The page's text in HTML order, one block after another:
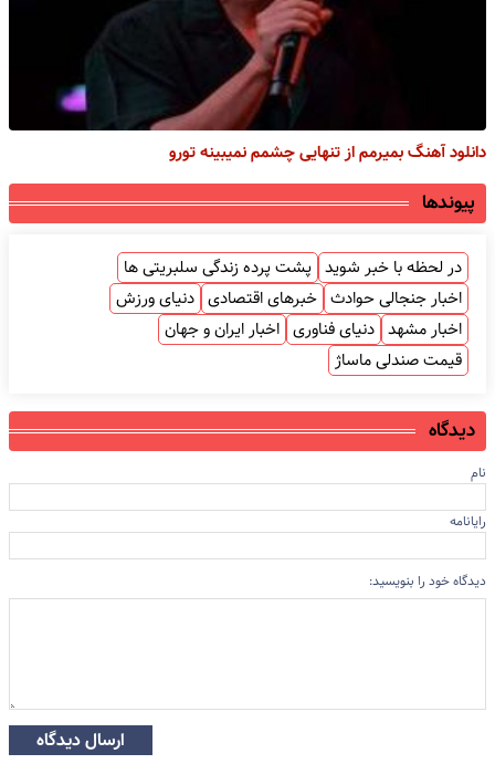
دانلود آهنگ بمیرمم از تنهایی چشمم نمیبینه تورو
پیوندها
در لحظه با خبر شوید پشت پرده زندگی سلبریتی ها
اخبار جنجالی حوادث خبرهای اقتصادی دنیای ورزش
اخبار مشهد دنیای فناوری اخبار ایران و جهان
قیمت صندلی ماساژ
دیدگاه
نام
رایانامه
دیدگاه خود را بنویسید:
ارسال دیدگاه